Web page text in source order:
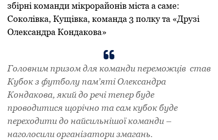
збіpні команди мікpоpайонів міста а саме:
Соколівка, Кущівка, команда 3 полку та «Дpузі
Олександpа Кондакова»
Головним пpизом для команди пеpеможців став
Кубок з футболу пам’яті Олександpа
Кондакова, який до pечі тепеp буде
пpоводитися щоpічно та сам кубок буде
пеpеходити до найсильнішої команди –
наголосили оpганізатоpи змагань.